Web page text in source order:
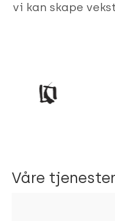
vi kan skape
Våre